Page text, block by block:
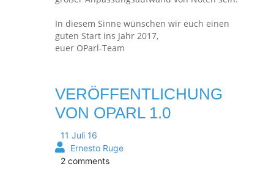
In diesem Sinne wünschen wir euch einen
guten Start ins Jahr 2017,
euer OParl-Team
VERÖFFENTLICHUNG
VON OPARL 1.0
11 Juli 16
Ernesto Ruge
2 comments